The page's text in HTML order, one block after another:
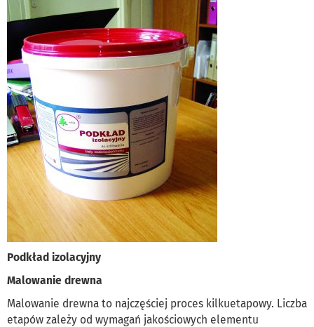
Podkład izolacyjny
Malowanie drewna
Malowanie drewna to najczęściej proces kilkuetapowy. Liczba
etapów zależy od wymagań jakościowych elementu